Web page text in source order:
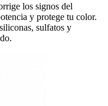
los signos del
y protege tu color.
sulfatos y